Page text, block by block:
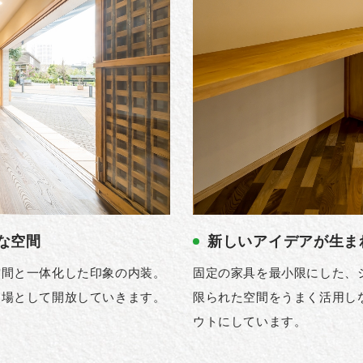
空間
と一体化した印象の内装。
として開放していきます。
新しいアイデアが生
固定の家具を最小限にした
限られた空間をうまく活用
ウトにしています。